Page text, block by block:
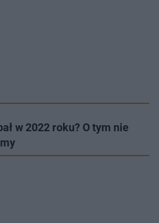
w 2022 roku? O tym nie